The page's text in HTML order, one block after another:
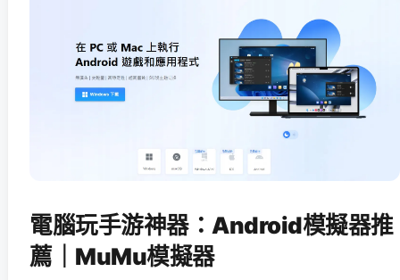
電腦玩手游神器：Android模擬器推
薦｜MuMu模擬器